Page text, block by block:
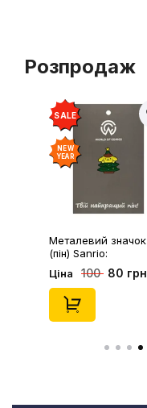
Розпродаж
SALE
NEW
YEAR
Металевий значок
(пін) Sanrio:
Pompompurin On
Christmass Tree,
(14541)
Ціна 100 80 грн